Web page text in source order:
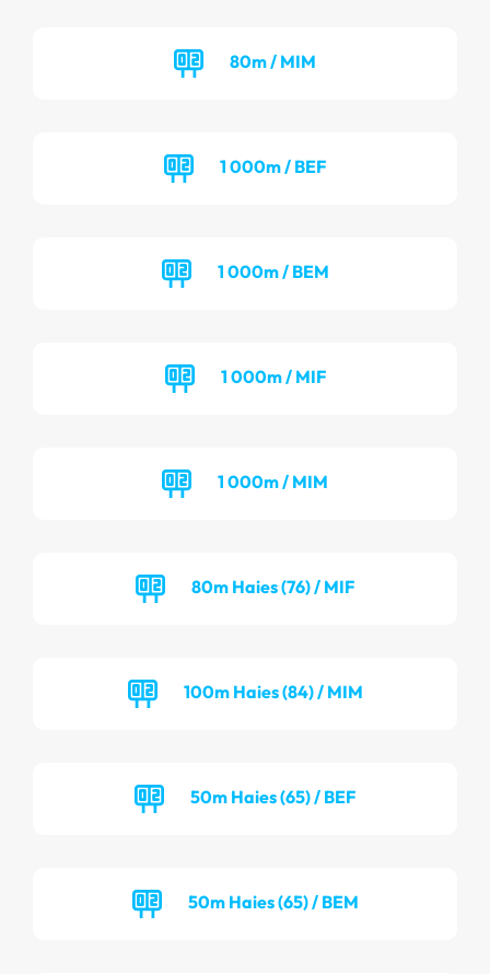
80m / MIM
1 000m / BEF
1 000m / BEM
1 000m / MIF
1 000m / MIM
80m Haies (76) / MIF
100m Haies (84) / MIM
50m Haies (65) / BEF
50m Haies (65) / BEM